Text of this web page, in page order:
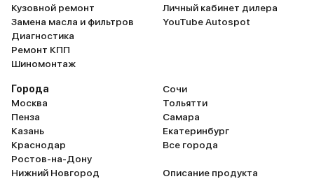
наезда на
намного
Кузовной ремонт
Замена масла и фильтров
Диагностика
Ремонт КПП
Шиномонтаж
Личный кабинет дилера
YouTube Autospot
Города
Москва
Пенза
Казань
Краснодар
Ростов-на-Дону
Нижний Новгород
Сочи
Тольятти
Самара
Екатеринбург
Все города
Описание продукта